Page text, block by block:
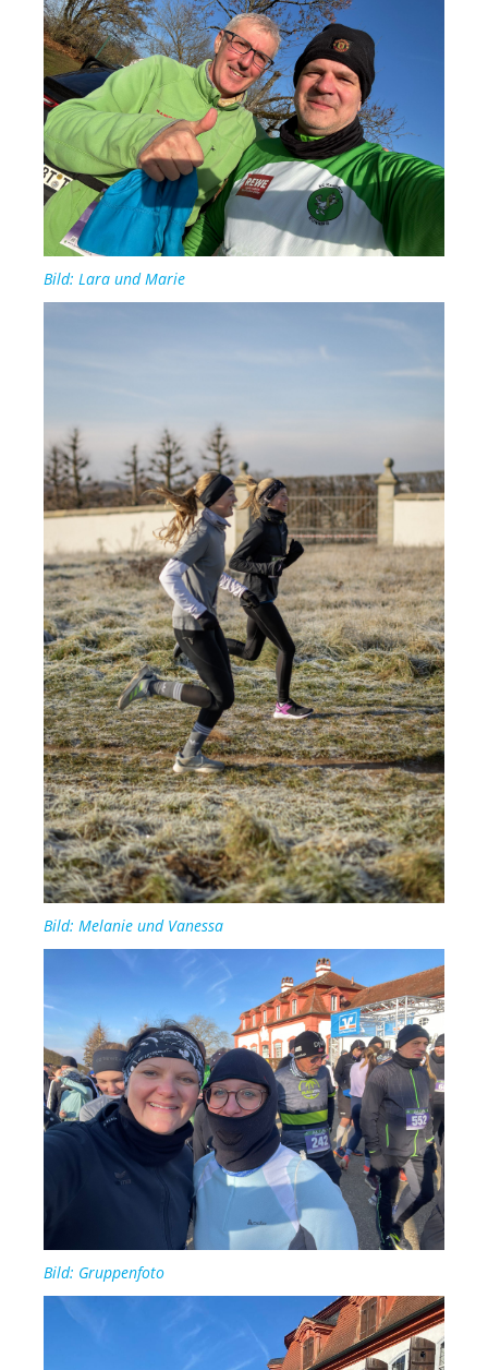
Bild: Lara und Marie
Bild: Melanie und Vanessa
Bild: Gruppenfoto